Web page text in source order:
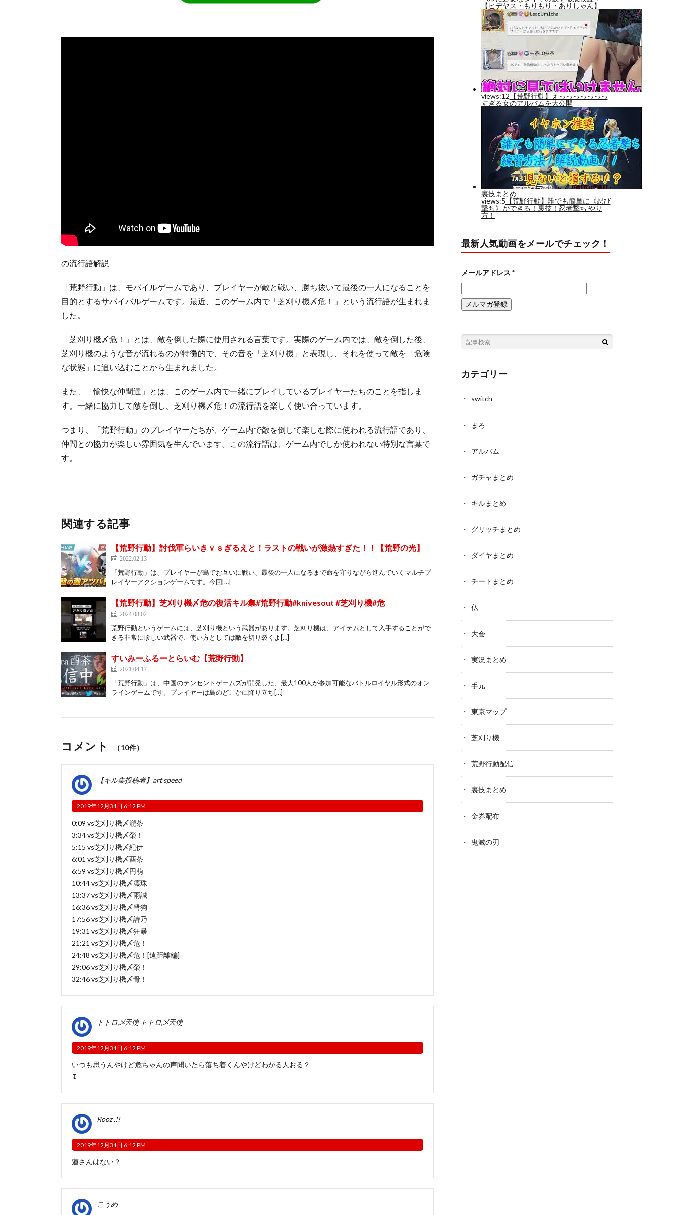
の流行語解説
「荒野行動」は、モバイルゲームであり、プレイヤーが敵と戦い、勝ち抜いて最後の一人になることを
目的とするサバイバルゲームです。最近、このゲーム内で「芝刈り機〆危！」という流行語が生まれま
した。
「芝刈り機〆危！」とは、敵を倒した際に使用される言葉です。実際のゲーム内では、敵を倒した後、
芝刈り機のような音が流れるのが特徴的で、その音を「芝刈り機」と表現し、それを使って敵を「危険
な状態」に追い込むことから生まれました。
また、「愉快な仲間達」とは、このゲーム内で一緒にプレイしているプレイヤーたちのことを指しま
す。一緒に協力して敵を倒し、芝刈り機〆危！の流行語を楽しく使い合っています。
つまり、「荒野行動」のプレイヤーたちが、ゲーム内で敵を倒して楽しむ際に使われる流行語であり、
仲間との協力が楽しい雰囲気を生んでいます。この流行語は、ゲーム内でしか使われない特別な言葉で
す。
関連する記事
【荒野行動】討伐軍らいきｖｓぎるえと！ラストの戦いが激熱すぎた！！【荒野の光】
2022.02.13
「荒野行動」は、プレイヤーが島でお互いに戦い、最後の一人になるまで命を守りながら進んでいくマルチプ
レイヤーアクションゲームです。今回[…]
【荒野行動】芝刈り機〆危の復活キル集#荒野行動#knivesout #芝刈り機#危
2024.08.02
荒野行動というゲームには、芝刈り機という武器があります。芝刈り機は、アイテムとして入手することがで
きる非常に珍しい武器で、使い方としては敵を切り裂くよ[…]
すいみーふるーとらいむ【荒野行動】
2021.04.17
「荒野行動」は、中国のテンセントゲームズが開発した、最大100人が参加可能なバトルロイヤル形式のオン
ラインゲームです。プレイヤーは島のどこかに降り立ち[…]
コメント （10件）
【キル集投稿者】art speed
2019年12月31日 6:12 PM
0:09 vs芝刈り機〆瀧茶
3:34 vs芝刈り機〆榮！
5:15 vs芝刈り機〆紀伊
6:01 vs芝刈り機〆酉茶
6:59 vs芝刈り機〆円萌
10:44 vs芝刈り機〆凛珠
13:37 vs芝刈り機〆雨誠
16:36 vs芝刈り機〆弩狗
17:56 vs芝刈り機〆詩乃
19:31 vs芝刈り機〆狂暴
21:21 vs芝刈り機〆危！
24:48 vs芝刈り機〆危！[遠距離編]
29:06 vs芝刈り機〆榮！
32:46 vs芝刈り機〆骨！
トトロ乄天使 トトロ乄天使
2019年12月31日 6:12 PM
いつも思うんやけど危ちゃんの声聞いたら落ち着くんやけどわかる人おる？
↧
Rooz .!!
2019年12月31日 6:12 PM
蓮さんはない？
こうめ
最新人気動画をメールでチェック！
メールアドレス *
カテゴリー
switch
まろ
アルバム
ガチャまとめ
キルまとめ
グリッチまとめ
ダイヤまとめ
チートまとめ
仏
大会
実況まとめ
手元
東京マップ
芝刈り機
荒野行動配信
裏技まとめ
金券配布
鬼滅の刃